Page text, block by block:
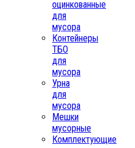
оцинкованные
для
мусора
Контейнеры
ТБО
для
мусора
Урна
для
мусора
Мешки
мусорные
Комплектующие